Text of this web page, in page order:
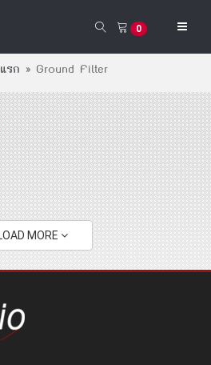
0
รก » Ground Filter
MORE